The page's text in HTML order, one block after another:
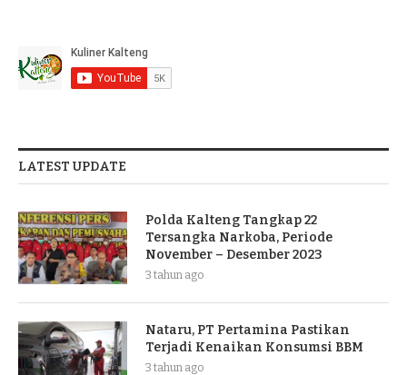
LATEST UPDATE
Polda Kalteng Tangkap 22
Tersangka Narkoba, Periode
November – Desember 2023
3 tahun ago
Nataru, PT Pertamina Pastikan
Terjadi Kenaikan Konsumsi BBM
3 tahun ago